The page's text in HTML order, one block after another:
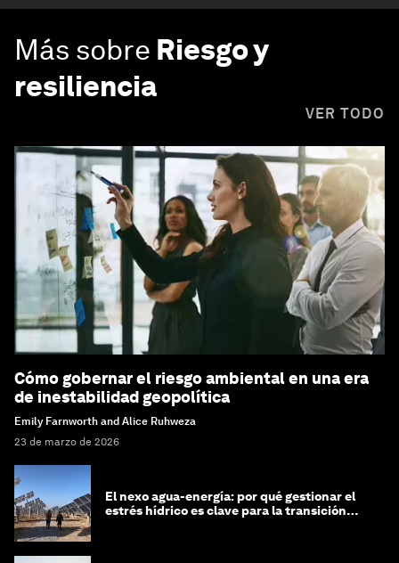
Más sobre Riesgo y
resiliencia
VER TODO
Cómo gobernar el riesgo ambiental en una era
de inestabilidad geopolítica
Emily Farnworth and Alice Ruhweza
23 de marzo de 2026
El nexo agua-energía: por qué gestionar el
estrés hídrico es clave para la transición